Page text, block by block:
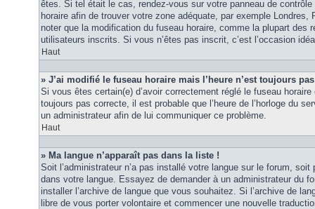
êtes. Si tel était le cas, rendez-vous sur votre panneau de
horaire afin de trouver votre zone adéquate, par exemple
noter que la modification du fuseau horaire, comme la plupart des
utilisateurs inscrits. Si vous n’êtes pas inscrit, c’est l’occasion
Haut
» J’ai modifié le fuseau horaire mais l’heure n’est toujours
Si vous êtes certain(e) d’avoir correctement réglé le fuseau horaire
toujours pas correcte, il est probable que l’heure de l’horloge du
un administrateur afin de lui communiquer ce problème.
Haut
» Ma langue n’apparaît pas dans la liste !
Soit l’administrateur n’a pas installé votre langue sur le forum, soit
dans votre langue. Essayez de demander à un administrateur du
installer l’archive de langue que vous souhaitez. Si l’archive de
libre de vous porter volontaire et commencer une nouvelle